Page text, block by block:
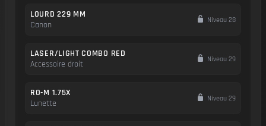
LOURD 229 MM
Canon
Niveau 28
LASER/LIGHT COMBO RED
Accessoire droit
Niveau 29
RO-M 1.75X
Lunette
Niveau 29